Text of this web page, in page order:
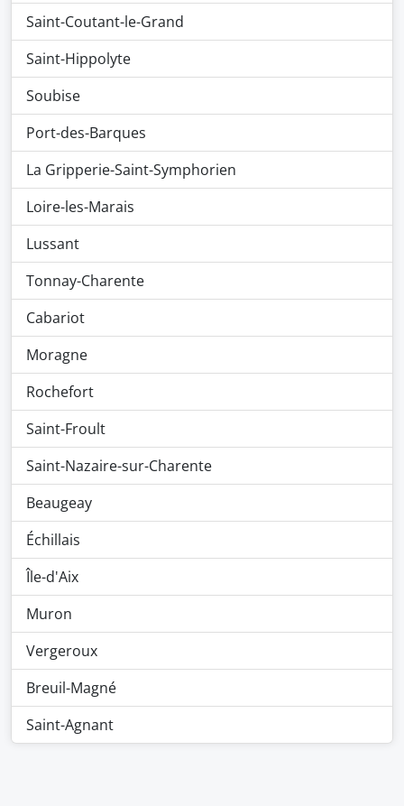
Saint-Coutant-le-Grand
Saint-Hippolyte
Soubise
Port-des-Barques
La Gripperie-Saint-Symphorien
Loire-les-Marais
Lussant
Tonnay-Charente
Cabariot
Moragne
Rochefort
Saint-Froult
Saint-Nazaire-sur-Charente
Beaugeay
Échillais
Île-d'Aix
Muron
Vergeroux
Breuil-Magné
Saint-Agnant